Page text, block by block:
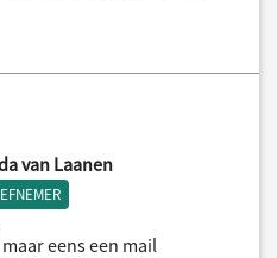
van Laanen
eens een mail